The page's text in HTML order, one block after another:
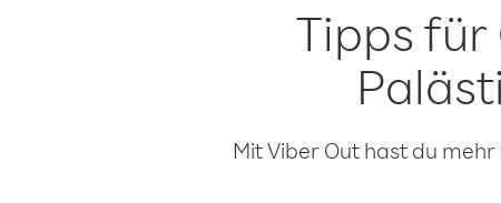
Tipps für
Mit Viber Out hast du